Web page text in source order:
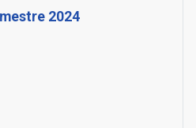
2024